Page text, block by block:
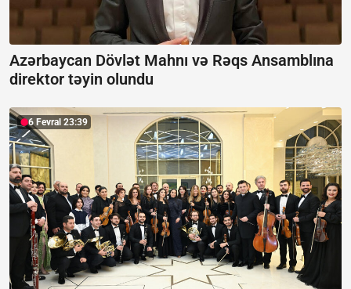
Azərbaycan Dövlət Mahnı və Rəqs Ansamblına
direktor təyin olundu
6 Fevral 23:39